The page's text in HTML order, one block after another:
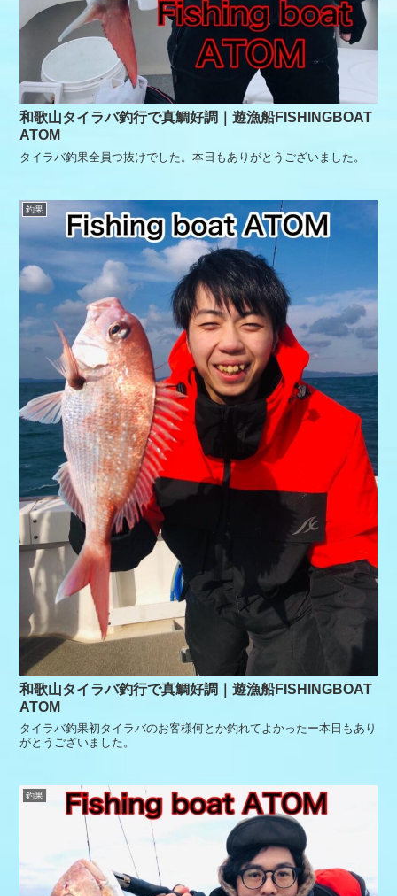
和歌山タイラバ釣行で真鯛好調｜遊漁船FISHINGBOAT
ATOM
タイラバ釣果全員つ抜けでした。本日もありがとうございました。
釣果
和歌山タイラバ釣行で真鯛好調｜遊漁船FISHINGBOAT
ATOM
タイラバ釣果初タイラバのお客様何とか釣れてよかったー本日もあり
がとうございました。
釣果